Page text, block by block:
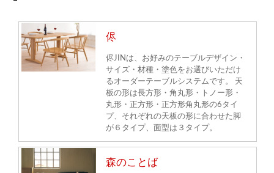
侭
侭JINは、お好みのテーブルデザイン・
サイズ・材種・塗色をお選びいただけ
るオーダーテーブルシステムです。 天
板の形は長方形・角丸形・トノー形・
丸形・正方形・正方形角丸形の6タイ
プ、それぞれの天板の形に合わせた脚
が６タイプ、面型は３タイプ。
森のことば